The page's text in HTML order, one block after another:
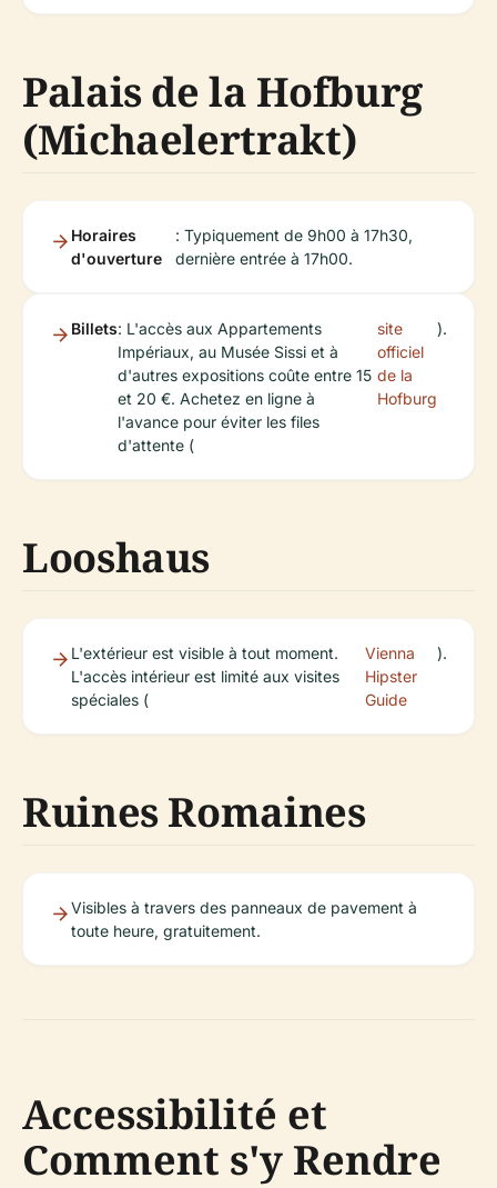
Palais de la Hofburg
(Michaelertrakt)
Horaires
d'ouverture
: Typiquement de 9h00 à 17h30,
dernière entrée à 17h00.
Billets: L'accès aux Appartements
Impériaux, au Musée Sissi et à
d'autres expositions coûte entre 15
et 20 €. Achetez en ligne à
l'avance pour éviter les files
d'attente (
site
officiel
de la
Hofburg
).
Looshaus
L'extérieur est visible à tout moment.
L'accès intérieur est limité aux visites
spéciales (
Vienna
Hipster
Guide
).
Ruines Romaines
Visibles à travers des panneaux de pavement à
toute heure, gratuitement.
Accessibilité et
Comment s'y Rendre